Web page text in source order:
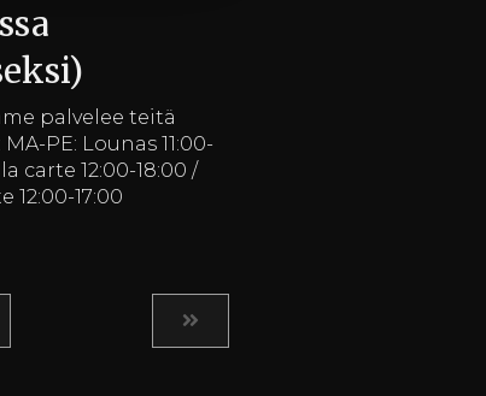
palvelee teitä
PE: Lounas 11:00-
la carte 12:00-18:00 /
12:00-17:00